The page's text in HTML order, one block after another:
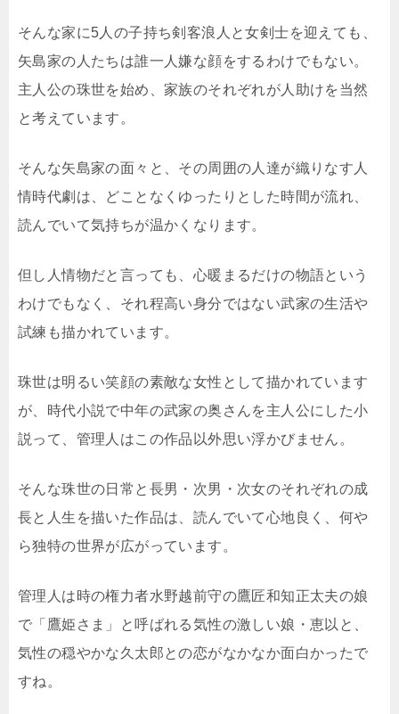
そんな家に5人の子持ち剣客浪人と女剣士を迎えても、
矢島家の人たちは誰一人嫌な顔をするわけでもない。
主人公の珠世を始め、家族のそれぞれが人助けを当然
と考えています。
そんな矢島家の面々と、その周囲の人達が織りなす人
情時代劇は、どことなくゆったりとした時間が流れ、
読んでいて気持ちが温かくなります。
但し人情物だと言っても、心暖まるだけの物語という
わけでもなく、それ程高い身分ではない武家の生活や
試練も描かれています。
珠世は明るい笑顔の素敵な女性として描かれています
が、時代小説で中年の武家の奥さんを主人公にした小
説って、管理人はこの作品以外思い浮かびません。
そんな珠世の日常と長男・次男・次女のそれぞれの成
長と人生を描いた作品は、読んでいて心地良く、何や
ら独特の世界が広がっています。
管理人は時の権力者水野越前守の鷹匠和知正太夫の娘
で「鷹姫さま」と呼ばれる気性の激しい娘・恵以と、
気性の穏やかな久太郎との恋がなかなか面白かったで
すね。